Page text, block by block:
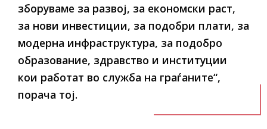
зборуваме за развој, за економски раст,
за нови инвестиции, за подобри плати, за
модерна инфраструктура, за подобро
образование, здравство и институции
кои работат во служба на граѓаните“,
порача тој.